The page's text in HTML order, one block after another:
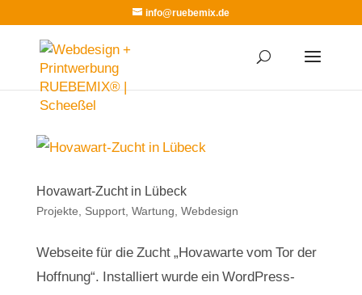
info@ruebemix.de
Hovawart-Zucht in Lübeck
Projekte, Support, Wartung, Webdesign
Webseite für die Zucht „Hovawarte vom Tor der
Hoffnung“. Installiert wurde ein WordPress-